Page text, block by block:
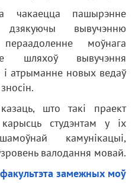
чакаецца пашырэнне
дзякуючы вывучэнню
пераадоленне моўнага
шляхоў вывучэння
атрыманне новых ведаў
што такі праект
студэнтам у іх
камунікацыі,
валодання мовай.
замежных моў